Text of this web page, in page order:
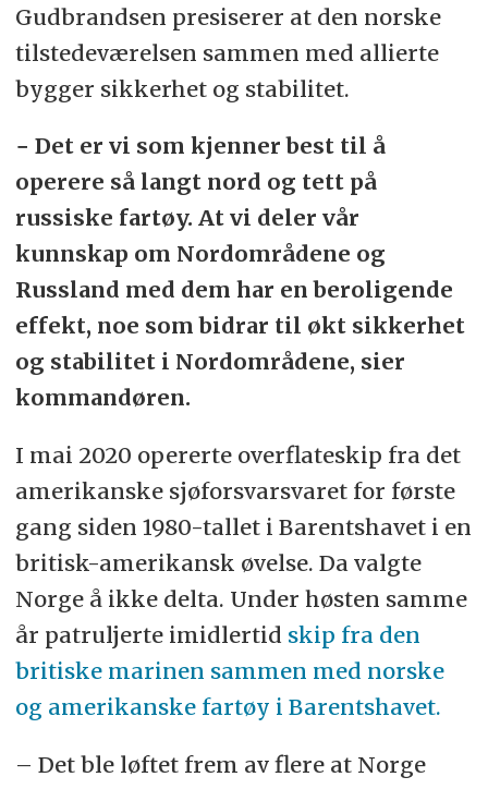
Gudbrandsen presiserer at den norske
tilstedeværelsen sammen med allierte
bygger sikkerhet og stabilitet.
− Det er vi som kjenner best til å
operere så langt nord og tett på
russiske fartøy. At vi deler vår
kunnskap om Nordområdene og
Russland med dem har en beroligende
effekt, noe som bidrar til økt sikkerhet
og stabilitet i Nordområdene, sier
kommandøren.
I mai 2020 opererte overflateskip fra det
amerikanske sjøforsvarsvaret for første
gang siden 1980-tallet i Barentshavet i en
britisk-amerikansk øvelse. Da valgte
Norge å ikke delta. Under høsten samme
år patruljerte imidlertid skip fra den
britiske marinen sammen med norske
og amerikanske fartøy i Barentshavet.
– Det ble løftet frem av flere at Norge